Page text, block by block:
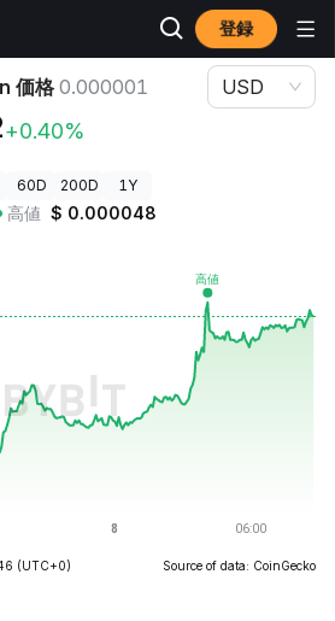
登録
価格 0.000001
+0.40%
USD
60D 200D 1Y
高値 $ 0.000048
(UTC+0) Source of data: CoinGecko